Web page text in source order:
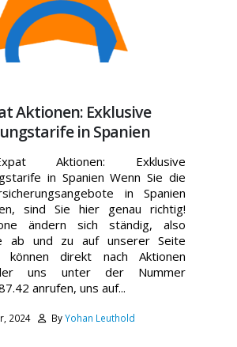
Aktionen: Exklusive
in Spanien
Aktionen: Exklusive
in Spanien Wenn Sie die
in Spanien
sind Sie hier genau richtig!
ändern sich ständig, also
ab und zu auf unserer Seite
können direkt nach Aktionen
uns unter der Nummer
anrufen, uns auf...
2024 ByYohan Leuthold